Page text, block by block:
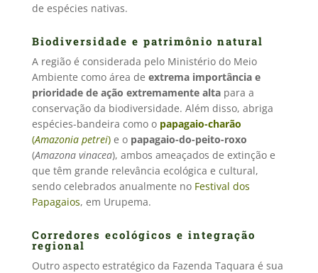
de espécies nativas.
Biodiversidade e patrimônio natural
A região é considerada pelo Ministério do Meio
Ambiente como área de extrema importância e
prioridade de ação extremamente altapara a
conservação da biodiversidade. Além disso, abriga
espécies-bandeira como o papagaio-charão
(Amazonia petrei)e o papagaio-do-peito-roxo
(Amazona vinacea), ambos ameaçados de extinção e
que têm grande relevância ecológica e cultural,
sendo celebrados anualmente no Festival dos
Papagaios, em Urupema.
Corredores ecológicos e integração
regional
Outro aspecto estratégico da Fazenda Taquara é sua